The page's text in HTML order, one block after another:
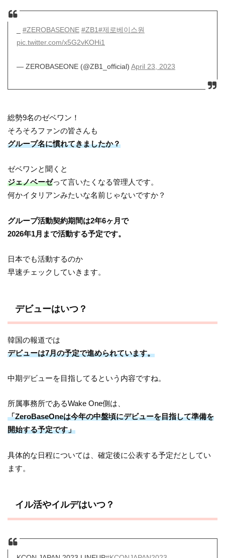
#ZEROBASEONE #ZB1#제로베이스원
pic.twitter.com/x5G2vKOHi1
— ZEROBASEONE (@ZB1_official) April 23, 2023
総勢9名のゼベワン！
そろそろファンの皆さんも
グループ名に慣れてきましたか？
ゼベワンと聞くと
ジェノベーゼって言いたくなる管理人です。
何かイタリアンみたいな名前じゃないですか？
グループ活動契約期間は2年6ヶ月で
2026年1月まで活動する予定です。
日本でも活動するのか
早速チェックしていきます。
デビューはいつ？
韓国の報道では
デビューは7月の予定で進められています。
中期デビューを目指してるという内容ですね。
所属事務所であるWake One側は、
「ZeroBaseOneは今年の中盤頃にデビューを目指して準備を
開始する予定です」
具体的な日程については、確定後に公表する予定だとしてい
ます。
イル活やイルデはいつ？